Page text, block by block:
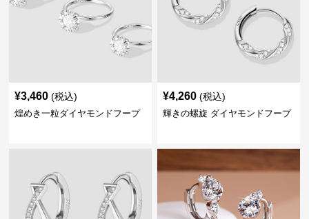
¥3,460 (税込)
煌めき一粒ダイヤモンドフープ
¥4,260 (税込)
輝きの螺旋 ダイヤモンドフープ